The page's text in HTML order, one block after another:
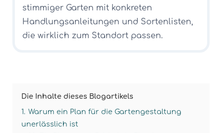
stimmiger Garten mit konkreten
Handlungsanleitungen und Sortenlisten,
die wirklich zum Standort passen.
Die Inhalte dieses Blogartikels
1. Warum ein Plan für die Gartengestaltung
unerlässlich ist